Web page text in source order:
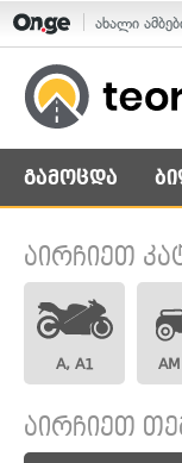
ახალი
გამოცდა
აირჩიეთ
A, A1 AM
აირჩიეთ